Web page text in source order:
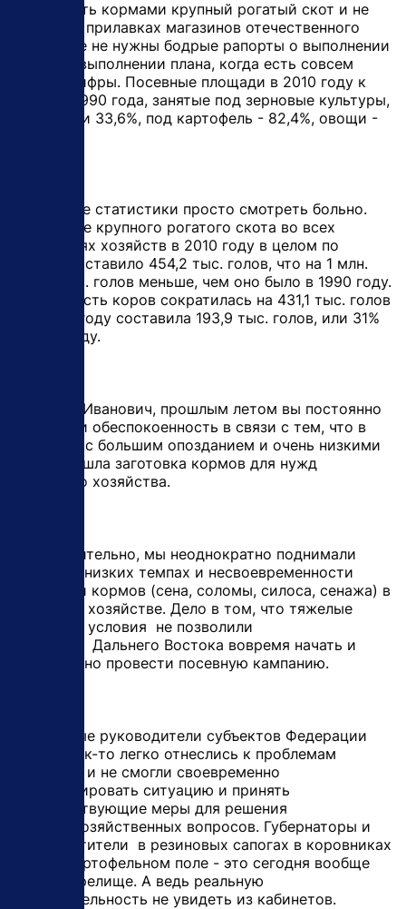
обеспечить кормами крупный рогатый скот и не
видим на прилавках магазинов отечественного
мяса. Мне не нужны бодрые рапорты о выполнении
или перевыполнении плана, когда есть совсем
другие цифры. Посевные площади в 2010 году к
уровню 1990 года, занятые под зерновые культуры,
составили 33,6%, под картофель - 82,4%, овощи -
На данные статистики просто смотреть больно.
Поголовье крупного рогатого скота во всех
категориях хозяйств в 2010 году в целом по
округу составило 454,2 тыс. голов, что на 1 млн.
254,8 тыс. голов меньше, чем оно было в 1990 году.
Численность коров сократилась на 431,1 тыс. голов
и в 2010 году составила 193,9 тыс. голов, или 31%
к 1990 году.
- Виктор Иванович, прошлым летом вы постоянно
выражали обеспокоенность в связи с тем, что в
регионах с большим опозданием и очень низкими
темпами шла заготовка кормов для нужд
сельского хозяйства.
- Действительно, мы неоднократно поднимали
вопрос о низких темпах и несвоевременности
заготовки кормов (сена, соломы, силоса, сенажа) в
сельском хозяйстве. Дело в том, что тяжелые
погодные условия не позволили
регионам Дальнего Востока вовремя начать и
эффективно провести посевную кампанию.
Некоторые руководители субъектов Федерации
округа как-то легко отнеслись к проблемам
посевной и не смогли своевременно
спрогнозировать ситуацию и принять
соответствующие меры для решения
сельскохозяйственных вопросов. Губернаторы и
их заместители в резиновых сапогах в коровниках
или на картофельном поле - это сегодня вообще
редкое зрелище. А ведь реальную
действительность не увидеть из кабинетов.